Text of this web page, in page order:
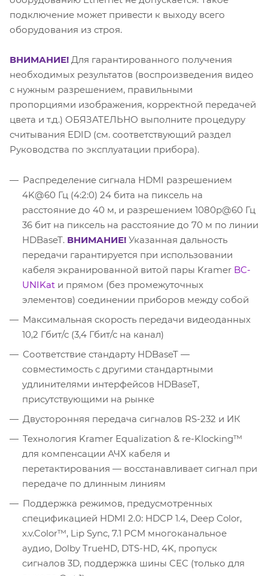
подключение может привести к выходу всего
оборудования из строя.
ВНИМАНИЕ! Для гарантированного получения
необходимых результатов (воспроизведения видео
с нужным разрешением, правильными
пропорциями изображения, корректной передачей
цвета и т.д.) ОБЯЗАТЕЛЬНО выполните процедуру
считывания EDID (см. соответствующий раздел
Руководства по эксплуатации прибора).
Распределение сигнала HDMI разрешением
4K@60 Гц (4:2:0) 24 бита на пиксель на
расстояние до 40 м, и разрешением 1080p@60 Гц
36 бит на пиксель на расстояние до 70 м по линии
HDBaseT. ВНИМАНИЕ! Указанная дальность
передачи гарантируется при использовании
кабеля экранированной витой пары Kramer BC-
UNIKat и прямом (без промежуточных
элементов) соединении приборов между собой
Максимальная скорость передачи видеоданных
10,2 Гбит/с (3,4 Гбит/с на канал)
Соответствие стандарту HDBaseT —
совместимость с другими стандартными
удлинителями интерфейсов HDBaseT,
присутствующими на рынке
Двусторонняя передача сигналов RS-232 и ИК
Технология Kramer Equalization & re-Klocking™
для компенсации АЧХ кабеля и
перетактирования — восстанавливает сигнал при
передаче по длинным линиям
Поддержка режимов, предусмотренных
спецификацией HDMI 2.0: HDCP 1.4, Deep Color,
x.v.Color™, Lip Sync, 7.1 PCM многоканальное
аудио, Dolby TrueHD, DTS-HD, 4K, пропуск
сигналов 3D, поддержка шины CEC (только для